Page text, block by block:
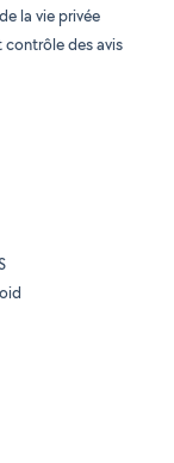
la vie privée
contrôle des avis